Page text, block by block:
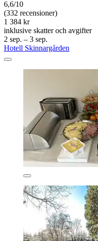
6,6/10
(332 recensioner)
1 384 kr
inklusive skatter och avgifter
2 sep. – 3 sep.
Hotell Skinnargården